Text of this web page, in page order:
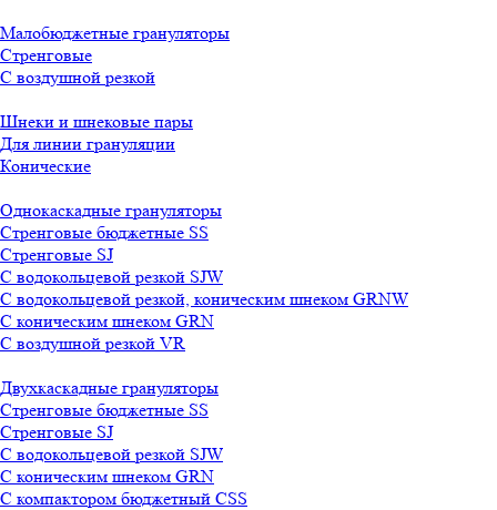
Малобюджетные грануляторы
Стренговые
С воздушной резкой
Шнеки и шнековые пары
Для линии грануляции
Конические
Однокаскадные грануляторы
Стренговые бюджетные SS
Стренговые SJ
С водокольцевой резкой SJW
С водокольцевой резкой, коническим шнеком GRNW
С коническим шнеком GRN
С воздушной резкой VR
Двухкаскадные грануляторы
Стренговые бюджетные SS
Стренговые SJ
С водокольцевой резкой SJW
С коническим шнеком GRN
С компактором бюджетный CSS